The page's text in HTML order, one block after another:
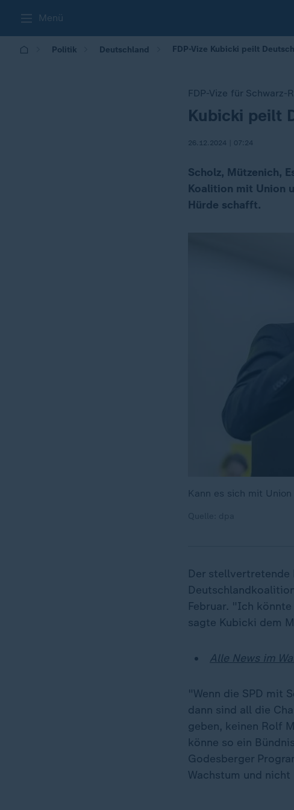
Menü
Politik Deutschland FDP-Vize Kubicki peilt
FDP-Vize für Schwarz-
:Kubicki peilt
26.12.2024 | 07:24
Scholz, Mützenich,
Koalition mit Union
Hürde schafft.
Kann es sich mit
Der stellvertretende
Februar. "Ich
sagte Kubicki dem
Alle News im
"Wenn die SPD mit
dann sind all die
geben, keinen Rolf
könne so ein
Godesberger
Wachstum und